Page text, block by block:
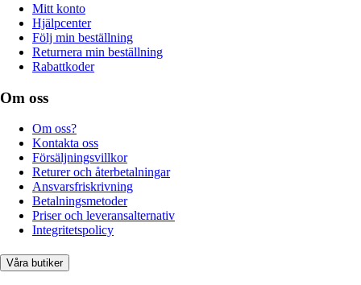
Mitt konto
Hjälpcenter
Följ min beställning
Returnera min beställning
Rabattkoder
Om oss
Om oss?
Kontakta oss
Försäljningsvillkor
Returer och återbetalningar
Ansvarsfriskrivning
Betalningsmetoder
Priser och leveransalternativ
Integritetspolicy
Våra butiker